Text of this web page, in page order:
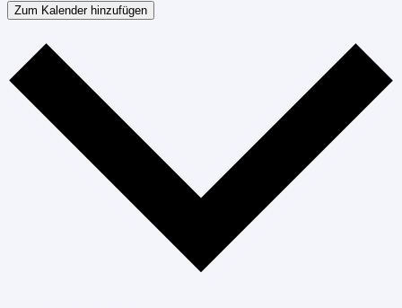
Zum Kalender hinzufügen